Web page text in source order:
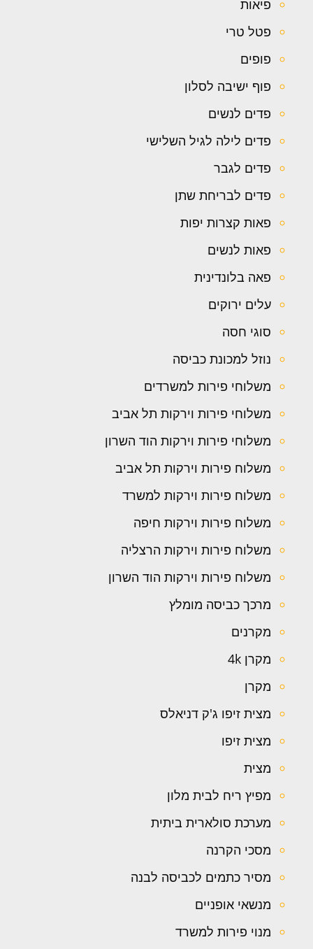
פיאות
פטל טרי
פופים
פוף ישיבה לסלון
פדים לנשים
פדים לילה לגיל השלישי
פדים לגבר
פדים לבריחת שתן
פאות קצרות יפות
פאות לנשים
פאה בלונדינית
עלים ירוקים
סוגי חסה
נוזל למכונת כביסה
משלוחי פירות למשרדים
משלוחי פירות וירקות תל אביב
משלוחי פירות וירקות הוד השרון
משלוח פירות וירקות תל אביב
משלוח פירות וירקות למשרד
משלוח פירות וירקות חיפה
משלוח פירות וירקות הרצליה
משלוח פירות וירקות הוד השרון
מרכך כביסה מומלץ
מקרנים
מקרן 4k
מקרן
מצית זיפו ג'ק דניאלס
מצית זיפו
מצית
מפיץ ריח לבית מלון
מערכת סולארית ביתית
מסכי הקרנה
מסיר כתמים לכביסה לבנה
מנשאי אופניים
מנוי פירות למשרד